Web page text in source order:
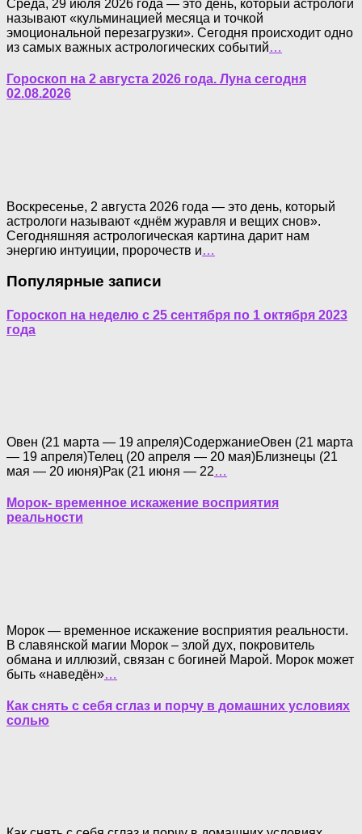
Среда, 29 июля 2026 года — это день, который астрологи
называют «кульминацией месяца и точкой
эмоциональной перезагрузки». Сегодня происходит одно
из самых важных астрологических событий…
Гороскоп на 2 августа 2026 года. Луна сегодня
02.08.2026
Воскресенье, 2 августа 2026 года — это день, который
астрологи называют «днём журавля и вещих снов».
Сегодняшняя астрологическая картина дарит нам
энергию интуиции, пророчеств и…
Популярные записи
Гороскоп на неделю с 25 сентября по 1 октября 2023
года
Овен (21 марта — 19 апреля)СодержаниеОвен (21 марта
— 19 апреля)Телец (20 апреля — 20 мая)Близнецы (21
мая — 20 июня)Рак (21 июня — 22…
Морок- временное искажение восприятия
реальности
Морок — временное искажение восприятия реальности.
В славянской магии Морок – злой дух, покровитель
обмана и иллюзий, связан с богиней Марой. Морок может
быть «наведён»…
Как снять с себя сглаз и порчу в домашних условиях
солью